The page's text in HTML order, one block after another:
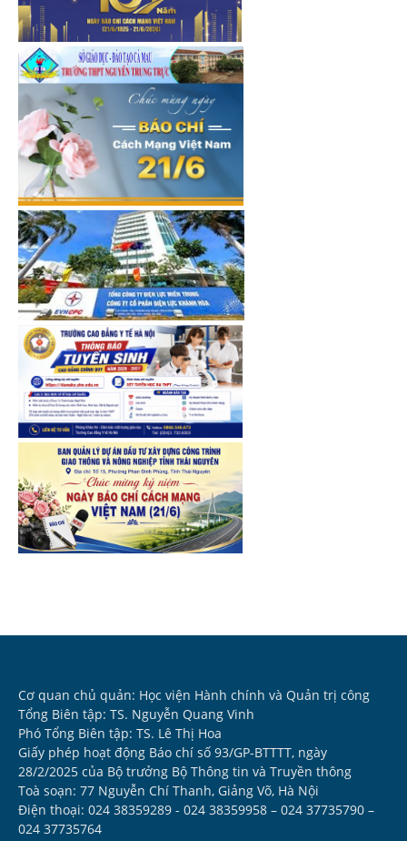
Cơ quan chủ quản: Học viện Hành chính và Quản trị công
Tổng Biên tập: TS. Nguyễn Quang Vinh
Phó Tổng Biên tập: TS. Lê Thị Hoa
Giấy phép hoạt động Báo chí số 93/GP-BTTTT, ngày
28/2/2025 của Bộ trưởng Bộ Thông tin và Truyền thông
Toà soạn: 77 Nguyễn Chí Thanh, Giảng Võ, Hà Nội
Điện thoại: 024 38359289 - 024 38359958 – 024 37735790 –
024 37735764